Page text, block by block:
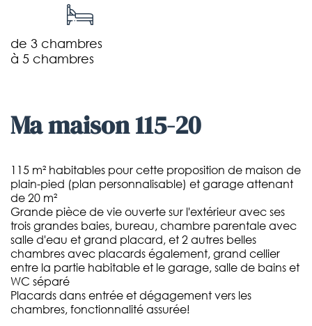
de 3 chambres
à 5 chambres
ma maison 115-20
115 m² habitables pour cette proposition de maison de
plain-pied (plan personnalisable) et garage attenant
de 20 m²
Grande pièce de vie ouverte sur l'extérieur avec ses
trois grandes baies, bureau, chambre parentale avec
salle d'eau et grand placard, et 2 autres belles
chambres avec placards également, grand cellier
entre la partie habitable et le garage, salle de bains et
WC séparé
Placards dans entrée et dégagement vers les
chambres, fonctionnalité assurée!